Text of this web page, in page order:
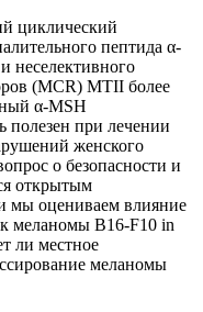
циклический
пептида α-
неселективного
(MCR) MTII более
α-MSH
при лечении
женского
о безопасности и
открытым
мы оцениваем влияние
меланомы B16-F10 in
ли местное
меланомы